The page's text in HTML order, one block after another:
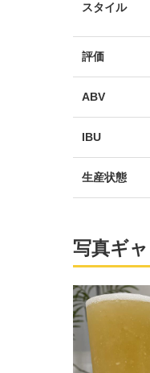
スタイル
評価
ABV
IBU
生産状態
写真ギ